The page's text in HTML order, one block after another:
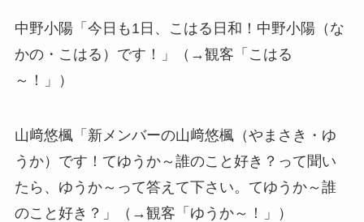
中野小陽「今日も1日、こはる日和！中野小陽（な
かの・こはる）です！」（→観客「こはる
～！」）
山﨑悠楓「新メンバーの山﨑悠楓（やまさき・ゆ
うか）です！てゆうか～誰のこと好き？って聞い
たら、ゆうか～って答えて下さい。てゆうか～誰
のこと好き？」（→観客「ゆうか～！」）